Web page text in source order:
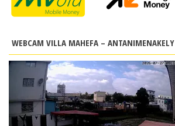
WEBCAM VILLA MAHEFA – ANTANIMENAKELY